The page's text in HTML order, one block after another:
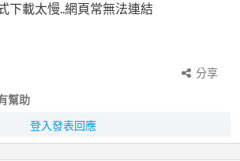
下載太慢..網頁常無法連結
分享
幫助
登入發表回應